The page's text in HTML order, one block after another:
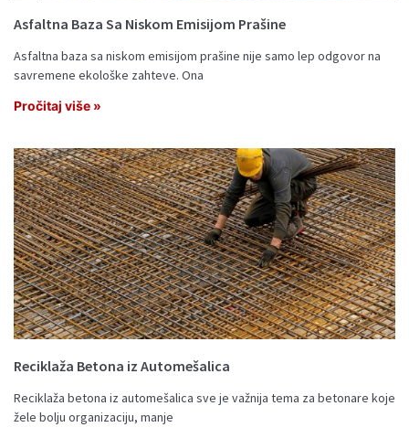
Asfaltna Baza Sa Niskom Emisijom Prašine
Asfaltna baza sa niskom emisijom prašine nije samo lep odgovor na
savremene ekološke zahteve. Ona
Pročitaj više »
Reciklaža Betona iz Automešalica
Reciklaža betona iz automešalica sve je važnija tema za betonare koje
žele bolju organizaciju, manje